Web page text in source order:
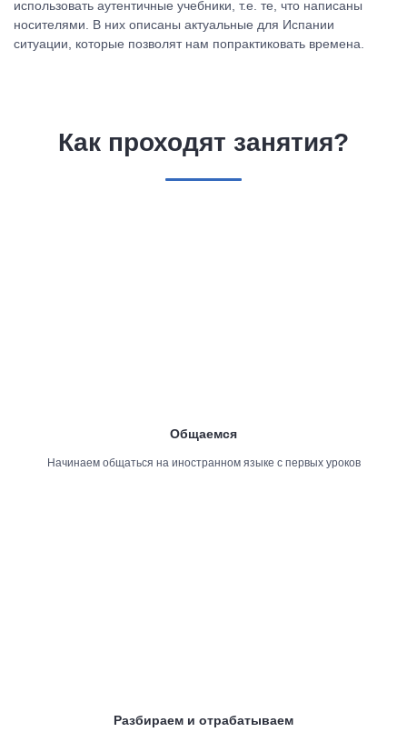
использовать аутентичные учебники, т.е. те, что написаны
носителями. В них описаны актуальные для Испании
ситуации, которые позволят нам попрактиковать времена.
Как проходят занятия?
Общаемся
Начинаем общаться на иностранном языке с первых уроков
Разбираем и отрабатываем